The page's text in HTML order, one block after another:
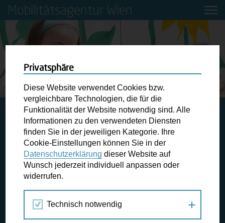
Mobilitätsagentur Wien
STARTSEITE JAHRESRÜCKBLICK 2017
A1
SCHALTKÄSTEN: KINDER BRINGEN FARBE INS WIENER
STADTBILD 2017
A1 Schaltkästen: Kinder bringen
Projekt, Aktion # 0
Privatsphäre
Diese Website verwendet Cookies bzw.
vergleichbare Technologien, die für die
Funktionalität der Website notwendig sind. Alle
Informationen zu den verwendeten Diensten
finden Sie in der jeweiligen Kategorie. Ihre
Cookie-Einstellungen können Sie in der
Datenschutzerklärung dieser Website auf
Wunsch jederzeit individuell anpassen oder
widerrufen.
Technisch notwendig